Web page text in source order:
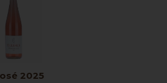
2025